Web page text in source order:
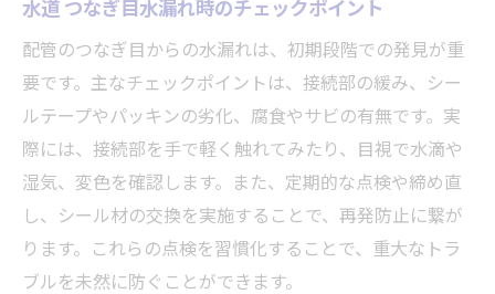
水道 つなぎ目水漏れ時のチェックポイント
配管のつなぎ目からの水漏れは、初期段階での発見が重
要です。主なチェックポイントは、接続部の緩み、シー
ルテープやパッキンの劣化、腐食やサビの有無です。実
際には、接続部を手で軽く触れてみたり、目視で水滴や
湿気、変色を確認します。また、定期的な点検や締め直
し、シール材の交換を実施することで、再発防止に繋が
ります。これらの点検を習慣化することで、重大なトラ
ブルを未然に防ぐことができます。